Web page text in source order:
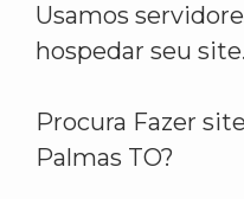
Usamos
hospedar seu site.
Procura Fazer
Palmas TO?